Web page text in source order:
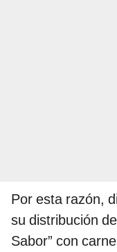
Por esta razón,
su distribución
Sabor” con